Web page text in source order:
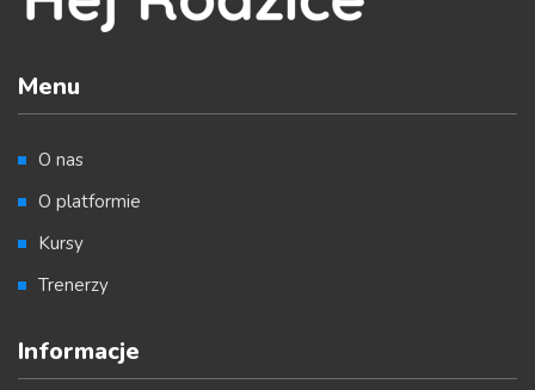
Menu
O nas
O platformie
Kursy
Trenerzy
Informacje